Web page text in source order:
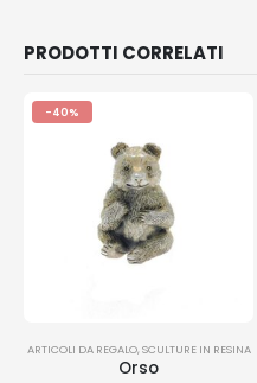
PRODOTTI CORRELATI
-40%
ARTICOLI DA REGALO,SCULTURE IN RESINA
Orso